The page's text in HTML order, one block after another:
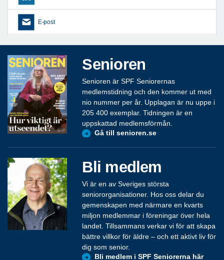
E-post
Senioren
Senioren är SPF Seniorernas
medlemstidning och den kommer ut med
nio nummer per år. Upplagan är nu uppe i
205 400 exemplar. Tidningen är en
uppskattad medlemsförmån.
Gå till senioren.se
Bli medlem
Vi är en av Sveriges största
seniororganisationer. Hos oss delar du
gemenskapen med närmare en kvarts
miljon medlemmar i föreningar över hela
landet. Tillsammans verkar vi för att skapa
bättre villkor för äldre – och ett aktivt liv för
dig som senior.
Bli medlem i SPF Seniorerna här